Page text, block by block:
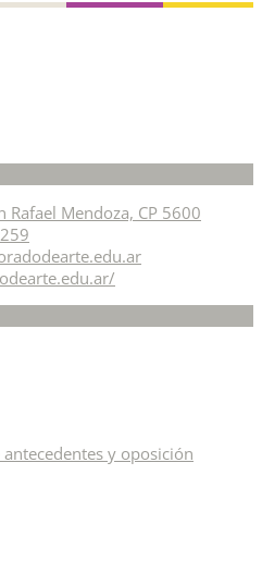
Rafael Mendoza, CP 5600
y oposición